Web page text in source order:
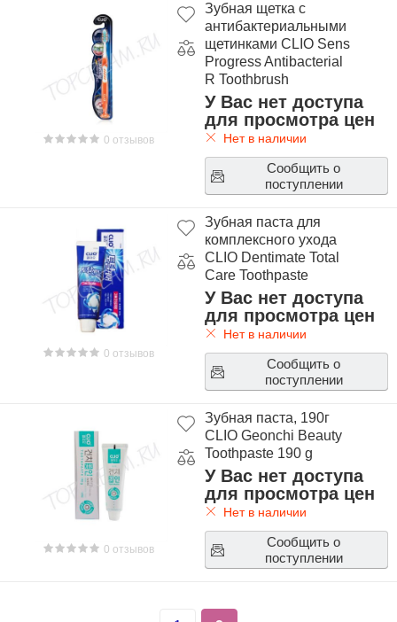
0 отзывов
Зубная щетка с
антибактериальными
щетинками CLIO Sens
Progress Antibacterial
R Toothbrush
У Вас нет доступа
для просмотра цен
Нет в наличии
Сообщить о
поступлении
0 отзывов
Зубная паста для
комплексного ухода
CLIO Dentimate Total
Care Toothpaste
У Вас нет доступа
для просмотра цен
Нет в наличии
Сообщить о
поступлении
0 отзывов
Зубная паста, 190г
CLIO Geonchi Beauty
Toothpaste 190 g
У Вас нет доступа
для просмотра цен
Нет в наличии
Сообщить о
поступлении